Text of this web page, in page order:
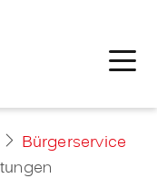
Bürgerservice